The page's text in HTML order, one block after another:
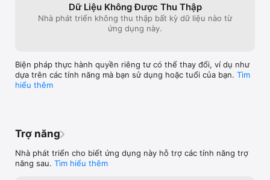
Dữ Liệu Không Được Thu Thập
Nhà phát triển không thu thập bất kỳ dữ liệu nào từ
ứng dụng này.
Biện pháp thực hành quyền riêng tư có thể thay đổi, ví dụ như
dựa trên các tính năng mà bạn sử dụng hoặc tuổi của bạn. Tìm
hiểu thêm
Trợ năng
Nhà phát triển cho biết ứng dụng này hỗ trợ các tính năng trợ
năng sau. Tìm hiểu thêm